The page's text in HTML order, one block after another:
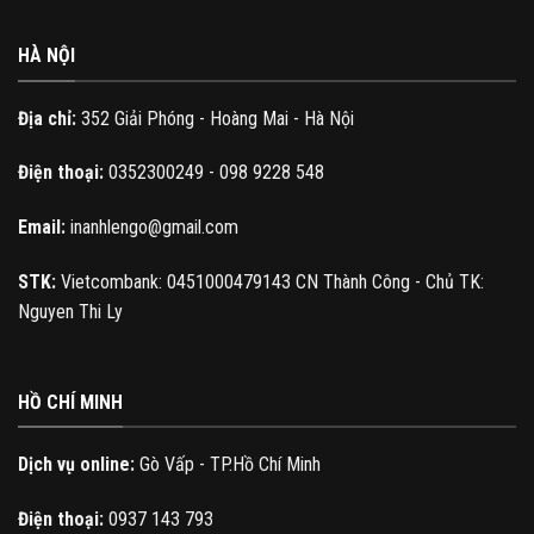
HÀ NỘI
Địa chỉ: 352 Giải Phóng - Hoàng Mai - Hà Nội
Điện thoại: 0352300249 - 098 9228 548
Email: inanhlengo@gmail.com
STK: Vietcombank: 0451000479143 CN Thành Công - Chủ TK:
Nguyen Thi Ly
HỒ CHÍ MINH
Dịch vụ online: Gò Vấp - TP.Hồ Chí Minh
Điện thoại: 0937 143 793